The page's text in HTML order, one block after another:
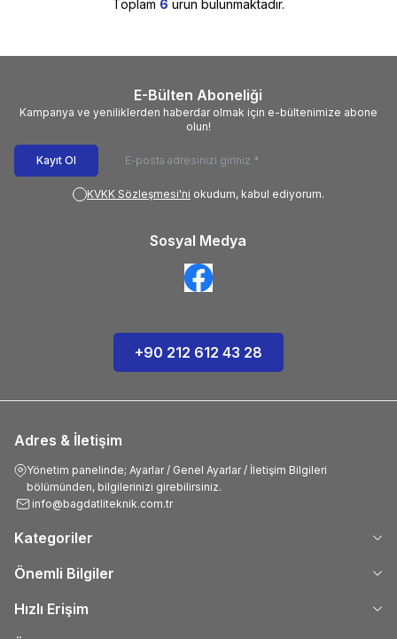
Toplam 6 ürün bulunmaktadır.
E-Bülten Aboneliği
Kampanya ve yeniliklerden haberdar olmak için e-bültenimize abone
olun!
Kayıt Ol
KVKK Sözleşmesi'ni okudum, kabul ediyorum.
Sosyal Medya
+90 212 612 43 28
Adres & İletişim
Yönetim panelinde; Ayarlar / Genel Ayarlar / İletişim Bilgileri
bölümünden, bilgilerinizi girebilirsiniz.
info@bagdatliteknik.com.tr
Kategoriler
Önemli Bilgiler
Hızlı Erişim